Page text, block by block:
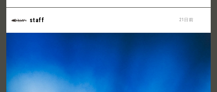
21日前
staff